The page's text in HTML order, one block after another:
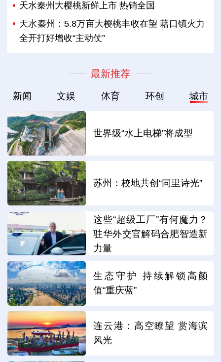
天水秦州大樱桃新鲜上市 热销全国
天水秦州：5.8万亩大樱桃丰收在望 藉口镇火力
全开打好增收“主动仗”
最新推荐
新闻 文娱 体育 环创 城市
世界级“水上电梯”将成型
苏州：校地共创“同里诗光”
这些“超级工厂”有何魔力？
驻华外交官解码合肥智造新
力量
生态守护 持续解锁高颜
值“重庆蓝”
连云港：高空瞭望 赏海滨
风光